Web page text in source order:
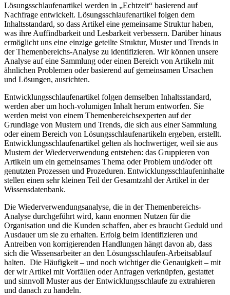
Lösungsschlaufenartikel werden in „Echtzeit“ basierend auf
Nachfrage entwickelt. Lösungsschlaufenartikel folgen dem
Inhaltsstandard, so dass Artikel eine gemeinsame Struktur haben,
was ihre Auffindbarkeit und Lesbarkeit verbessern. Darüber hinaus
ermöglicht uns eine einzige geteilte Struktur, Muster und Trends in
der Themenbereichs-Analyse zu identifizieren. Wir können unsere
Analyse auf eine Sammlung oder einen Bereich von Artikeln mit
ähnlichen Problemen oder basierend auf gemeinsamen Ursachen
und Lösungen, ausrichten.
Entwicklungsschlaufenartikel folgen demselben Inhaltsstandard,
werden aber um hoch-volumigen Inhalt herum entworfen. Sie
werden meist von einem Themenbereichsexperten auf der
Grundlage von Mustern und Trends, die sich aus einer Sammlung
oder einem Bereich von Lösungsschlaufenartikeln ergeben, erstellt.
Entwicklungsschlaufenartikel gelten als hochwertiger, weil sie aus
Mustern der Wiederverwendung entstehen: das Gruppieren von
Artikeln um ein gemeinsames Thema oder Problem und/oder oft
genutzten Prozessen und Prozeduren. Entwicklungsschlaufeninhalte
stellen einen sehr kleinen Teil der Gesamtzahl der Artikel in der
Wissensdatenbank.
Die Wiederverwendungsanalyse, die in der Themenbereichs-
Analyse durchgeführt wird, kann enormen Nutzen für die
Organisation und die Kunden schaffen, aber es braucht Geduld und
Ausdauer um sie zu erhalten. Erfolg beim Identifizieren und
Antreiben von korrigierenden Handlungen hängt davon ab, dass
sich die Wissensarbeiter an den Lösungsschlaufen-Arbeitsablauf
halten. Die Häufigkeit – und noch wichtiger die Genauigkeit – mit
der wir Artikel mit Vorfällen oder Anfragen verknüpfen, gestattet
und sinnvoll Muster aus der Entwicklungsschlaufe zu extrahieren
und danach zu handeln.